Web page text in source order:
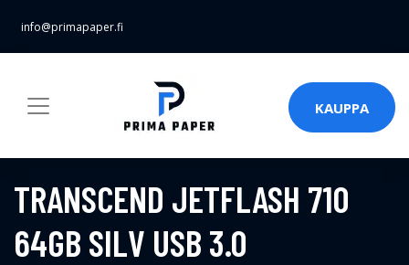
info@primapaper.fi
KAUPPA
TRANSCEND JETFLASH 710
64GB SILV USB 3.0